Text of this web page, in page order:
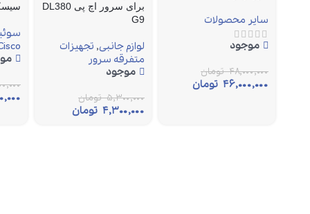
سایر محصولات
موجود
۴۸,۰۰۰,۰۰۰ تومان
۴۶,۰۰۰,۰۰۰ تومان
برای سرور اچ پی DL380
G9
لوازم جانبی, تجهیزات
متفرقه سرور
موجود
۵,۳۰۰,۰۰۰ تومان
۴,۳۰۰,۰۰۰ تومان